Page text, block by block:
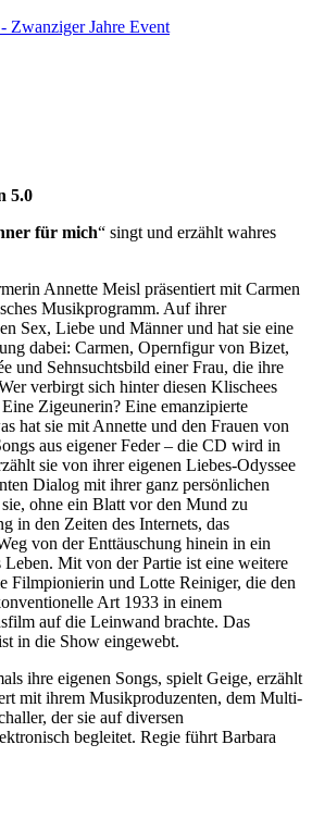
Zwanziger Jahre Event
5.0
für mich“ singt und erzählt wahres
Annette Meisl präsentiert mit Carmen
Musikprogramm. Auf ihrer
Sex, Liebe und Männer und hat sie eine
dabei: Carmen, Opernfigur von Bizet,
und Sehnsuchtsbild einer Frau, die ihre
verbirgt sich hinter diesen Klischees
Zigeunerin? Eine emanzipierte
hat sie mit Annette und den Frauen von
aus eigener Feder – die CD wird in
sie von ihrer eigenen Liebes-Odyssee
Dialog mit ihrer ganz persönlichen
ohne ein Blatt vor den Mund zu
in den Zeiten des Internets, das
von der Enttäuschung hinein in ein
Mit von der Partie ist eine weitere
Filmpionierin und Lotte Reiniger, die den
Art 1933 in einem
auf die Leinwand brachte. Das
in die Show eingewebt.
ihre eigenen Songs, spielt Geige, erzählt
mit ihrem Musikproduzenten, dem Multi-
der sie auf diversen
begleitet. Regie führt Barbara